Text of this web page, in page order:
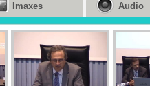
Imaxes Audio